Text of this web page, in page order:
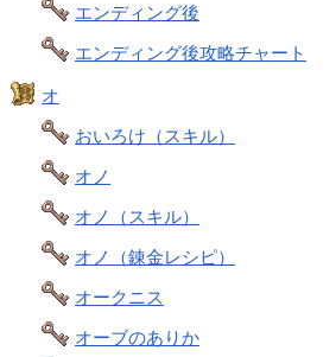
エンディング後
エンディング後攻略チャート
オ
おいろけ（スキル）
オノ
オノ（スキル）
オノ（錬金レシピ）
オークニス
オーブのありか